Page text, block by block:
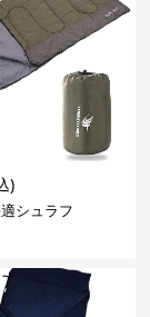
)
シュラフ